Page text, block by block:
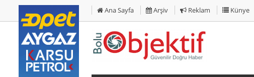
Ana Sayfa Arşiv Reklam Künye